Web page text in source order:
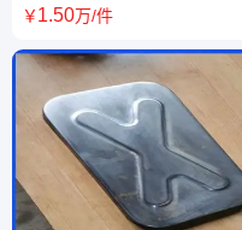
厂家批发 应用范围广 诚信经营
￥1.50万/件